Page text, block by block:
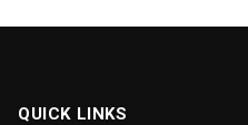
QUICK LINKS